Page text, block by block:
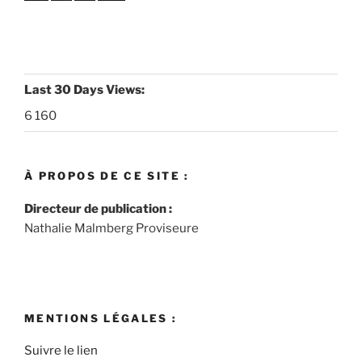
Last 30 Days Views:
6 160
À PROPOS DE CE SITE :
Directeur de publication :
Nathalie Malmberg Proviseure
MENTIONS LÉGALES :
Suivre le lien